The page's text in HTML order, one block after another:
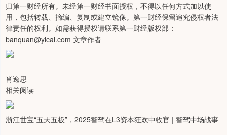
归第一财经所有。未经第一财经书面授权，不得以任何方式加以使
用，包括转载、摘编、复制或建立镜像。第一财经保留追究侵权者法
律责任的权利。如需获得授权请联系第一财经版权部：
banquan@yicai.com 文章作者
肖逸思
相关阅读
浙江世宝“五天五板”，2025智驾在L3资本狂欢中收官 | 智驾中场战事